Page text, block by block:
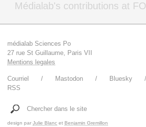
médialab's contributions at
médialab Sciences Po
27 rue St Guillaume, Paris VII
Mentions legales
Courriel Mastodon Bluesky
RSS
Chercher dans le site
design par Julie Blanc et Benjamin Gremillon